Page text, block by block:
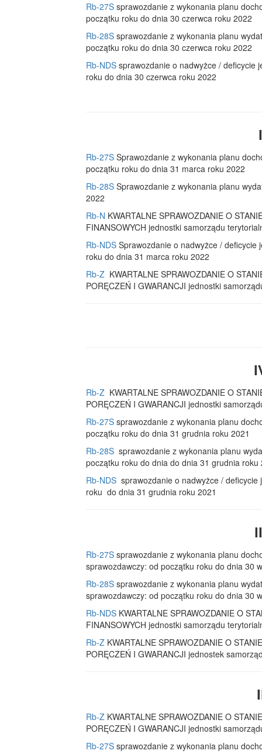
Rb-27S sprawozdanie z wykonania planu
początku roku do dnia 30 czerwca roku 2022
Rb-28S sprawozdanie z wykonania planu
początku roku do dnia 30 czerwca roku 2022
Rb-NDS sprawozdanie o nadwyżce / deficycie
roku do dnia 30 czerwca roku 2022
Rb-27S Sprawozdanie z wykonania planu
początku roku do dnia 31 marca roku 2022
Rb-28S Sprawozdanie z wykonania planu
2022
Rb-N KWARTALNE SPRAWOZDANIE O
FINANSOWYCH jednostki samorządu
Rb-NDS Sprawozdanie o nadwyżce /
roku do dnia 31 marca roku 2022
Rb-Z KWARTALNE SPRAWOZDANIE O
PORĘCZEŃ I GWARANCJI jednostki
Rb-Z KWARTALNE SPRAWOZDANIE O
PORĘCZEŃ I GWARANCJI jednostki
Rb-27S sprawozdanie z wykonania planu
początku roku do dnia 31 grudnia roku 2021
Rb-28S sprawozdanie z wykonania planu
początku roku do dnia do dnia 31 grudnia roku
Rb-NDS sprawozdanie o nadwyżce /
roku do dnia 31 grudnia roku 2021
Rb-27S sprawozdanie z wykonania planu
sprawozdawczy: od początku roku do dnia 30
Rb-28S sprawozdanie z wykonania planu
sprawozdawczy: od początku roku do dnia 30
Rb-NDS KWARTALNE SPRAWOZDANIE O
FINANSOWYCH jednostki samorządu
Rb-Z KWARTALNE SPRAWOZDANIE O
PORĘCZEŃ I GWARANCJI jednostek
Rb-Z KWARTALNE SPRAWOZDANIE O
PORĘCZEŃ I GWARANCJI jednostki
Rb-27S sprawozdanie z wykonania planu